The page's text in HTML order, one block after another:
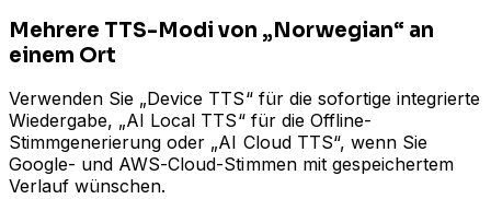
Mehrere TTS-Modi von „Norwegian“ an
einem Ort
Verwenden Sie „Device TTS“ für die sofortige integrierte
Wiedergabe, „AI Local TTS“ für die Offline-
Stimmgenerierung oder „AI Cloud TTS“, wenn Sie
Google- und AWS-Cloud-Stimmen mit gespeichertem
Verlauf wünschen.